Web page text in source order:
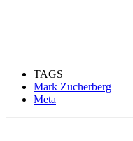
TAGS
Mark Zucherberg
Meta